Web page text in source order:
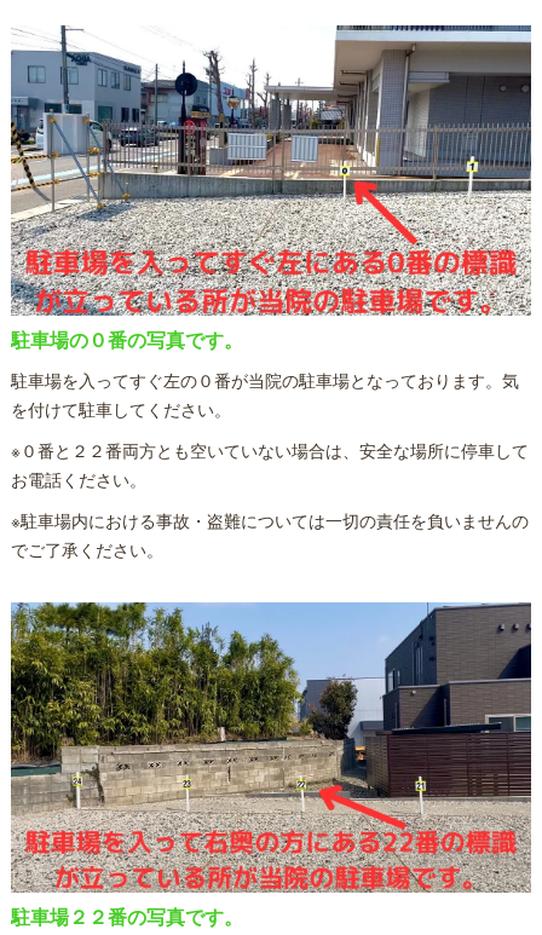
駐車場の０番の写真です。
駐車場を入ってすぐ左の０番が当院の駐車場となっております。気
を付けて駐車してください。
※０番と２２番両方とも空いていない場合は、安全な場所に停車して
お電話ください。
※駐車場内における事故・盗難については一切の責任を負いませんの
でご了承ください。
駐車場２２番の写真です。